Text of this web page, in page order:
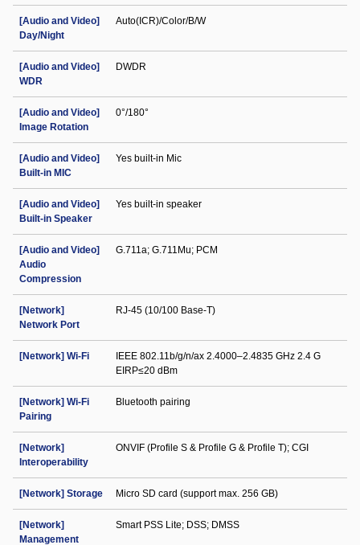
[Audio and Video]
Day/Night
Auto(ICR)/Color/B/W
[Audio and Video]
WDR
DWDR
[Audio and Video]
Image Rotation
0°/180°
[Audio and Video]
Built-in MIC
Yes built-in Mic
[Audio and Video]
Built-in Speaker
Yes built-in speaker
[Audio and Video]
Audio
Compression
G.711a; G.711Mu; PCM
[Network]
Network Port
RJ-45 (10/100 Base-T)
[Network] Wi-Fi
IEEE 802.11b/g/n/ax 2.4000–2.4835 GHz 2.4 G
EIRP≤20 dBm
[Network] Wi-Fi
Pairing
Bluetooth pairing
[Network]
Interoperability
ONVIF (Profile S & Profile G & Profile T); CGI
[Network] Storage Micro SD card (support max. 256 GB)
[Network]
Management
Smart PSS Lite; DSS; DMSS